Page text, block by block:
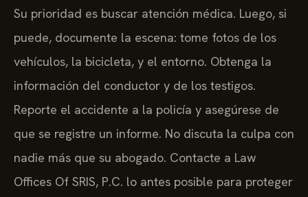
Su prioridad es buscar atención médica. Luego, si
puede, documente la escena: tome fotos de los
vehículos, la bicicleta, y el entorno. Obtenga la
información del conductor y de los testigos.
Reporte el accidente a la policía y asegúrese de
que se registre un informe. No discuta la culpa con
nadie más que su abogado. Contacte a Law
Offices Of SRIS, P.C. lo antes posible para proteger